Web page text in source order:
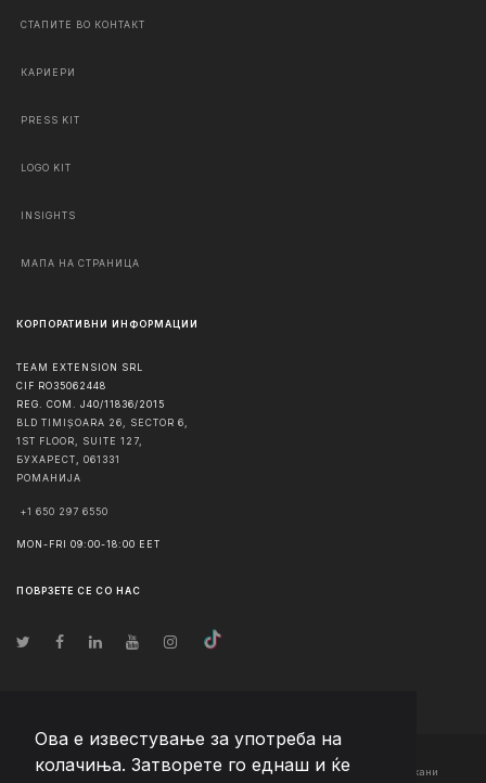
Ова е известување за употреба на
колачиња. Затворете го еднаш и ќе
СТАПИТЕ ВО КОНТАКТ
КАРИЕРИ
PRESS KIT
LOGO KIT
INSIGHTS
МАПА НА СТРАНИЦА
КОРПОРАТИВНИ ИНФОРМАЦИИ
TEAM EXTENSION SRL
CIF RO35062448
REG. COM. J40/11836/2015
BLD TIMIȘOARA 26, SECTOR 6,
1ST FLOOR, SUITE 127,
БУХАРЕСТ
061331
РОМАНИЈА
+1 650 297 6550
MON-FRI 09:00-18:00 EET
ПОВРЗЕТЕ СЕ СО НАС
© Авторско право2026 Team Extension Macedonia - Сите права задржани